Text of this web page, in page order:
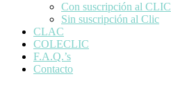
Con suscripción al CLIC
Sin suscripción al Clic
CLAC
COLECLIC
F.A.Q.’s
Contacto